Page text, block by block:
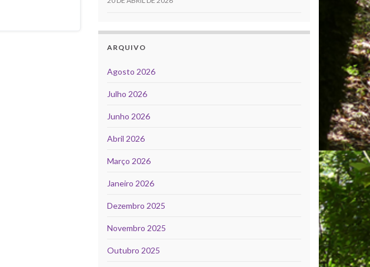
ARQUIVO
Agosto 2026
Julho 2026
Junho 2026
Abril 2026
Março 2026
Janeiro 2026
Dezembro 2025
Novembro 2025
Outubro 2025